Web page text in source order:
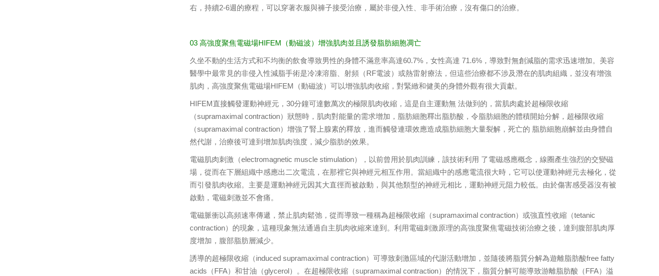
右，持續2-6週的療程，可以穿著衣服與褲子接受治療，屬於非侵入性、非手術治療，沒有傷口的治療。
03 高強度聚焦電磁場HIFEM（動磁波）增強肌肉並且誘發脂肪細胞凋亡
久坐不動的生活方式和不均衡的飲食導致男性的身體不滿意率高達60.7%，女性高達 71.6%，導致對無創減脂的需求迅速增加。美容
醫學中最常見的非侵入性減脂手術是冷凍溶脂、射頻（RF電波）或熱雷射療法，但這些治療都不涉及潛在的肌肉組織，並沒有增強
肌肉，高強度聚焦電磁場HIFEM（動磁波）可以增強肌肉收縮，對緊緻和健美的身體外觀有很大貢獻。
HIFEM直接觸發運動神經元，30分鐘可達數萬次的極限肌肉收縮，這是自主運動無 法做到的，當肌肉處於超極限收縮
（supramaximal contraction）狀態時，肌肉對能量的需求增加，脂肪細胞釋出脂肪酸，令脂肪細胞的體積開始分解，超極限收縮
（supramaximal contraction）增強了腎上腺素的釋放，進而觸發連環效應造成脂肪細胞大量裂解，死亡的 脂肪細胞崩解並由身體自
然代謝，治療後可達到增加肌肉強度，減少脂肪的效果。
電磁肌肉刺激（electromagnetic muscle stimulation），以前曾用於肌肉訓練，該技術利用 了電磁感應概念，線圈產生強烈的交變磁
場，從而在下層組織中感應出二次電流，在那裡它與神經元相互作用。當組織中的感應電流很大時，它可以使運動神經元去極化，從
而引發肌肉收縮。主要是運動神經元因其大直徑而被啟動，與其他類型的神經元相比，運動神經元阻力較低。由於傷害感受器沒有被
啟動，電磁刺激並不會痛。
電磁脈衝以高頻速率傳遞，禁止肌肉鬆弛，從而導致一種稱為超極限收縮（supramaximal contraction）或強直性收縮（tetanic
contraction）的現象，這種現象無法通過自主肌肉收縮來達到。利用電磁刺激原理的高強度聚焦電磁技術治療之後，達到腹部肌肉厚
度增加，腹部脂肪層減少。
誘導的超極限收縮（induced supramaximal contraction）可導致刺激區域的代謝活動增加，並隨後將脂質分解為遊離脂肪酸free fatty
acids（FFA）和甘油（glycerol）。在超極限收縮（supramaximal contraction）的情況下，脂質分解可能導致游離脂肪酸（FFA）溢